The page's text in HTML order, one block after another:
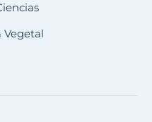
Vegetal